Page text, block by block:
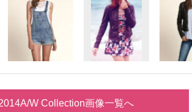
W Collection画像一覧へ